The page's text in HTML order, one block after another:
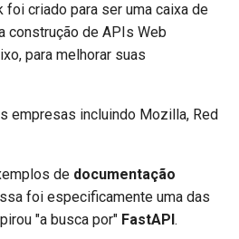
Rota
Codificador Compatível
Corpo - Atualizações
Dependências
Segurança
Callbacks na OpenAPI
Webhooks OpenAPI
Django, entre outros
Gerando SDKs
Tipos Avançados de
foi criado para ser uma caixa de
construção de APIs Web
para melhorar suas
empresas incluindo Mozilla, Red
de documentação
foi especificamente uma das
"a busca por" FastAPI.